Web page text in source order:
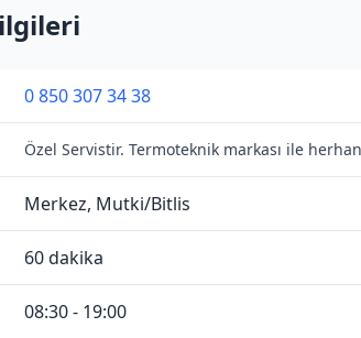
0 850 307 34 38
Özel Servistir. Termoteknik markası ile
Merkez, Mutki/Bitlis
60 dakika
08:30 - 19:00